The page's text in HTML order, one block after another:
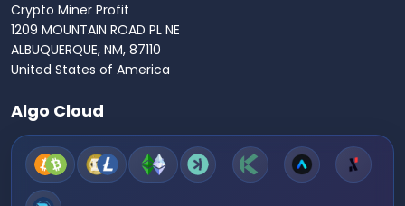
Crypto Miner Profit
1209 MOUNTAIN ROAD PL NE
ALBUQUERQUE, NM, 87110
United States of America
Algo Cloud